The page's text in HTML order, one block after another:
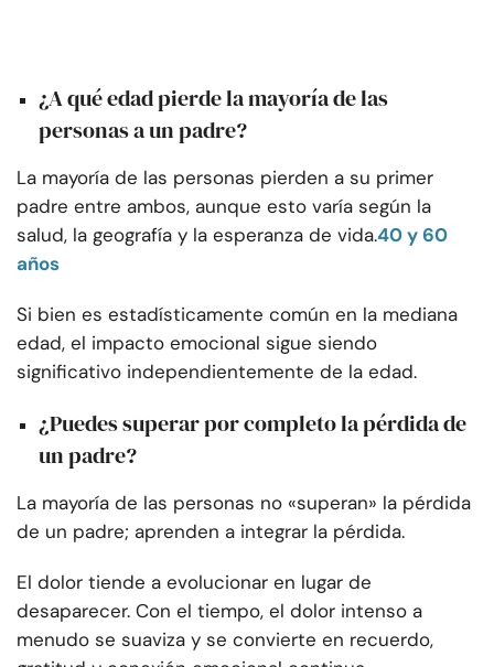
¿A qué edad pierde la mayoría de las
personas a un padre?
La mayoría de las personas pierden a su primer
padre entre ambos, aunque esto varía según la
salud, la geografía y la esperanza de vida.40 y 60
años
Si bien es estadísticamente común en la mediana
edad, el impacto emocional sigue siendo
significativo independientemente de la edad.
¿Puedes superar por completo la pérdida de
un padre?
La mayoría de las personas no «superan» la pérdida
de un padre; aprenden a integrar la pérdida.
El dolor tiende a evolucionar en lugar de
desaparecer. Con el tiempo, el dolor intenso a
menudo se suaviza y se convierte en recuerdo,